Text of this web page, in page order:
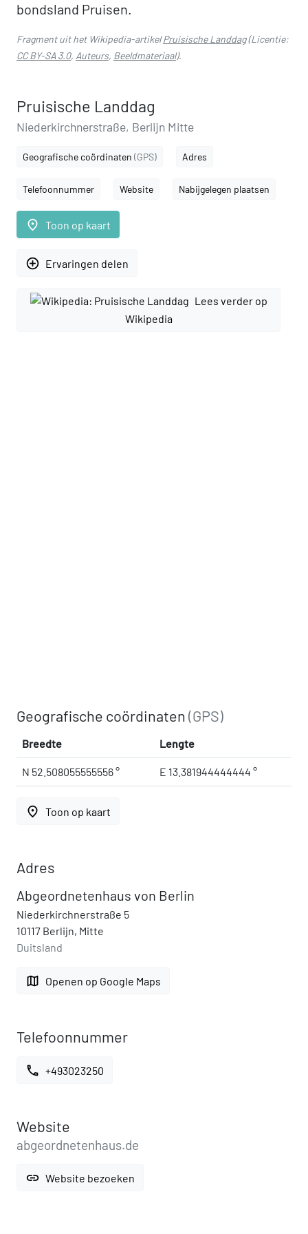
bondsland Pruisen.
Fragment uit het Wikipedia-artikelPruisische Landdag(Licentie:
CC BY-SA 3.0, Auteurs, Beeldmateriaal).
Pruisische Landdag
Niederkirchnerstraße, Berlijn Mitte
Geografische coördinaten (GPS) Adres
Telefoonnummer Website Nabijgelegen plaatsen
place Toon op kaart
add_circle_outline Ervaringen delen
Lees verder op
Wikipedia
Geografische coördinaten(GPS)
Breedte Lengte
N 52.508055555556 ° E 13.381944444444 °
place Toon op kaart
Adres
Abgeordnetenhaus von Berlin
Niederkirchnerstraße 5
10117 Berlijn, Mitte
Duitsland
map Openen op Google Maps
Telefoonnummer
call +493023250
Website
abgeordnetenhaus.de
link Website bezoeken